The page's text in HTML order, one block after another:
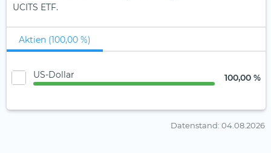
UCITS ETF.
Aktien (100,00 %)
US-Dollar 100,00 %
Datenstand: 04.08.2026